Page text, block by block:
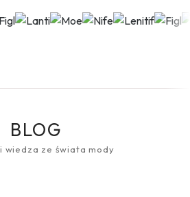
BLOG
wiedza ze świata mody